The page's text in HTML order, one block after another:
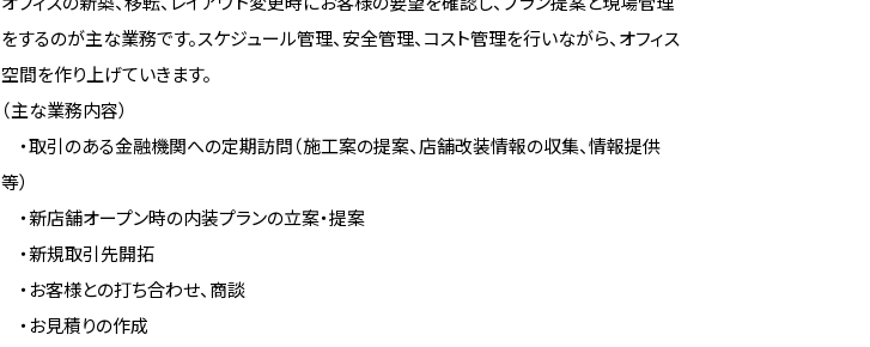
をするのが主な業務です。スケジュール管理、安全管理、コスト管理を行いながら、オフィス
空間を作り上げていきます。
（主な業務内容）
・取引のある金融機関への定期訪問（施工案の提案、店舗改装情報の収集、情報提供
等）
・新店舗オープン時の内装プランの立案・提案
・新規取引先開拓
・お客様との打ち合わせ、商談
・お見積りの作成